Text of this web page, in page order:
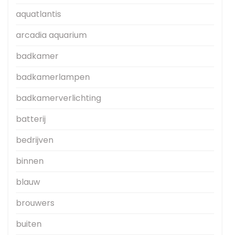
aquatlantis
arcadia aquarium
badkamer
badkamerlampen
badkamerverlichting
batterij
bedrijven
binnen
blauw
brouwers
buiten